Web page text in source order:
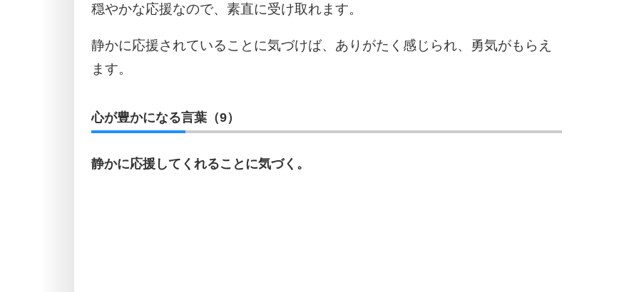
穏やかな応援なので、素直に受け取れます。
静かに応援されていることに気づけば、ありがたく感じられ、勇気がもらえ
ます。
心が豊かになる言葉（9）
静かに応援してくれることに気づく。